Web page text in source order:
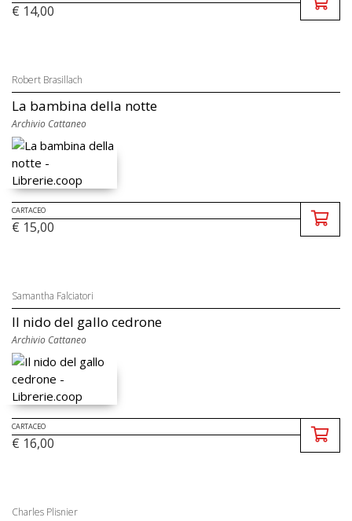
€ 14,00
Robert Brasillach
La bambina della notte
Archivio Cattaneo
CARTACEO
€ 15,00
Samantha Falciatori
Il nido del gallo cedrone
Archivio Cattaneo
CARTACEO
€ 16,00
Charles Plisnier